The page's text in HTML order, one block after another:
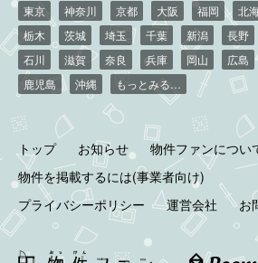
東京 神奈川 京都 大阪 福岡 北
栃木
茨城 埼玉 千葉 新潟 長野
石川
滋賀 奈良 兵庫 岡山 広島
鹿児島
沖縄 もっとみる…
トップ お知らせ 物件ファンについ
物件を掲載するには(事業者向け)
プライバシーポリシー
運営会社 お